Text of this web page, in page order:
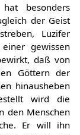
besonders
der Geist
Luzifer
gewissen
daß von
Göttern der
hinausheben
wird die
den Menschen
Er will ihn